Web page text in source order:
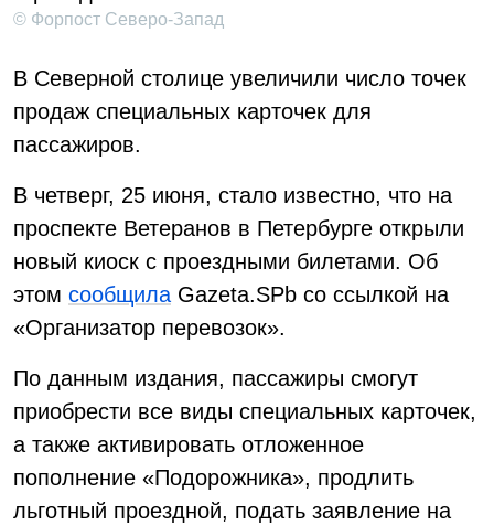
© Форпост Северо-Запад
В Северной столице увеличили число точек
продаж специальных карточек для
пассажиров.
В четверг, 25 июня, стало известно, что на
проспекте Ветеранов в Петербурге открыли
новый киоск с проездными билетами. Об
этом сообщила Gazeta.SPb со ссылкой на
«Организатор перевозок».
По данным издания, пассажиры смогут
приобрести все виды специальных карточек,
а также активировать отложенное
пополнение «Подорожника», продлить
льготный проездной, подать заявление на